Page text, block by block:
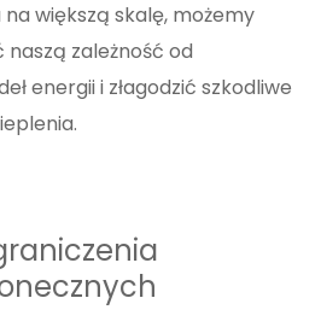
większą skalę, możemy
zależność od
energii i złagodzić szkodliwe